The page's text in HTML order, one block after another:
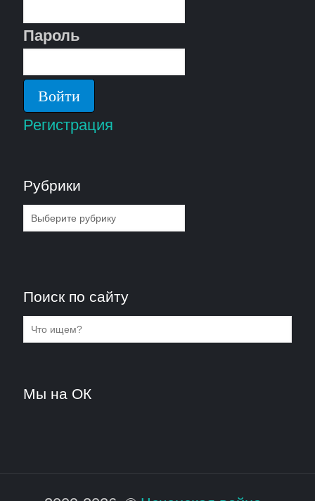
Пароль
Регистрация
Рубрики
Рубрики
Поиск по сайту
Мы на ОК